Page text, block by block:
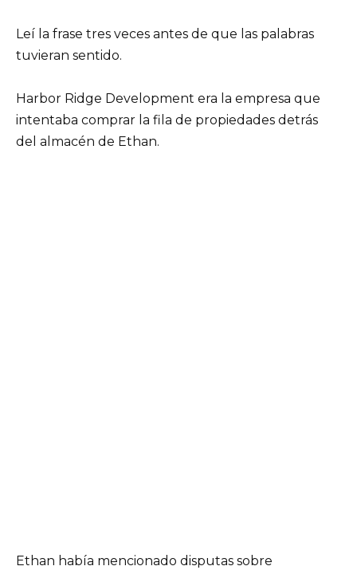
Leí la frase tres veces antes de que las palabras
tuvieran sentido.
Harbor Ridge Development era la empresa que
intentaba comprar la fila de propiedades detrás
del almacén de Ethan.
Ethan había mencionado disputas sobre